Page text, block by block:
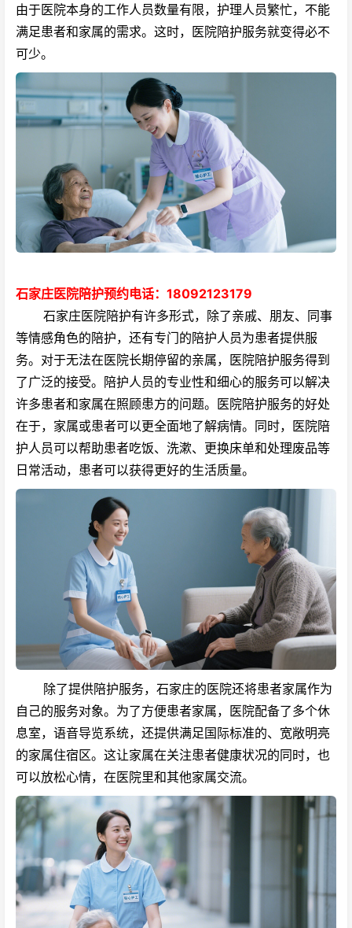
由于医院本身的工作人员数量有限，护理人员繁忙，不能
满足患者和家属的需求。这时，医院陪护服务就变得必不
可少。
石家庄医院陪护预约电话：18092123179
石家庄医院陪护有许多形式，除了亲戚、朋友、同事
等情感角色的陪护，还有专门的陪护人员为患者提供服
务。对于无法在医院长期停留的亲属，医院陪护服务得到
了广泛的接受。陪护人员的专业性和细心的服务可以解决
许多患者和家属在照顾患方的问题。医院陪护服务的好处
在于，家属或患者可以更全面地了解病情。同时，医院陪
护人员可以帮助患者吃饭、洗漱、更换床单和处理废品等
日常活动，患者可以获得更好的生活质量。
除了提供陪护服务，石家庄的医院还将患者家属作为
自己的服务对象。为了方便患者家属，医院配备了多个休
息室，语音导览系统，还提供满足国际标准的、宽敞明亮
的家属住宿区。这让家属在关注患者健康状况的同时，也
可以放松心情，在医院里和其他家属交流。